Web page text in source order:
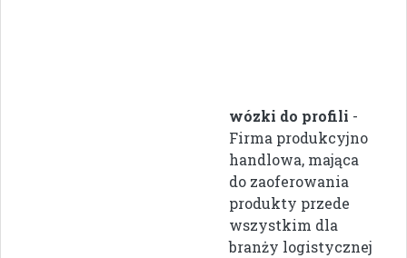
wózki do profili -
Firma produkcyjno
handlowa, mająca
do zaoferowania
produkty przede
wszystkim dla
branży logistycznej